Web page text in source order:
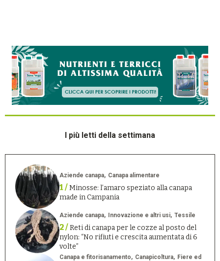
I più letti della settimana
Aziende canapa Canapa alimentare
1 /Minosse: l’amaro speziato alla canapa
made in Campania
Aziende canapa Innovazione e altri usi Tessile
2 /Reti di canapa per le cozze al posto del
nylon: “No rifiuti e crescita aumentata di 6
volte”
Canapa e fitorisanamento Canapicoltura
Fiere ed